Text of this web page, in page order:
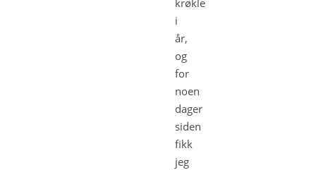
krøkle
i
år,
og
for
noen
dager
siden
fikk
jeg